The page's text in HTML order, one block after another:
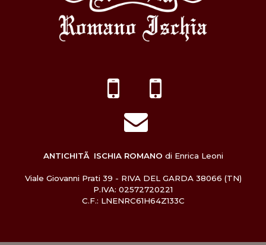
ANTICHITÃ ISCHIA ROMANO di Enrica Leoni
Viale Giovanni Prati 39 - RIVA DEL GARDA 38066 (TN)
P.IVA: 02572720221
C.F.: LNENRC61H64Z133C